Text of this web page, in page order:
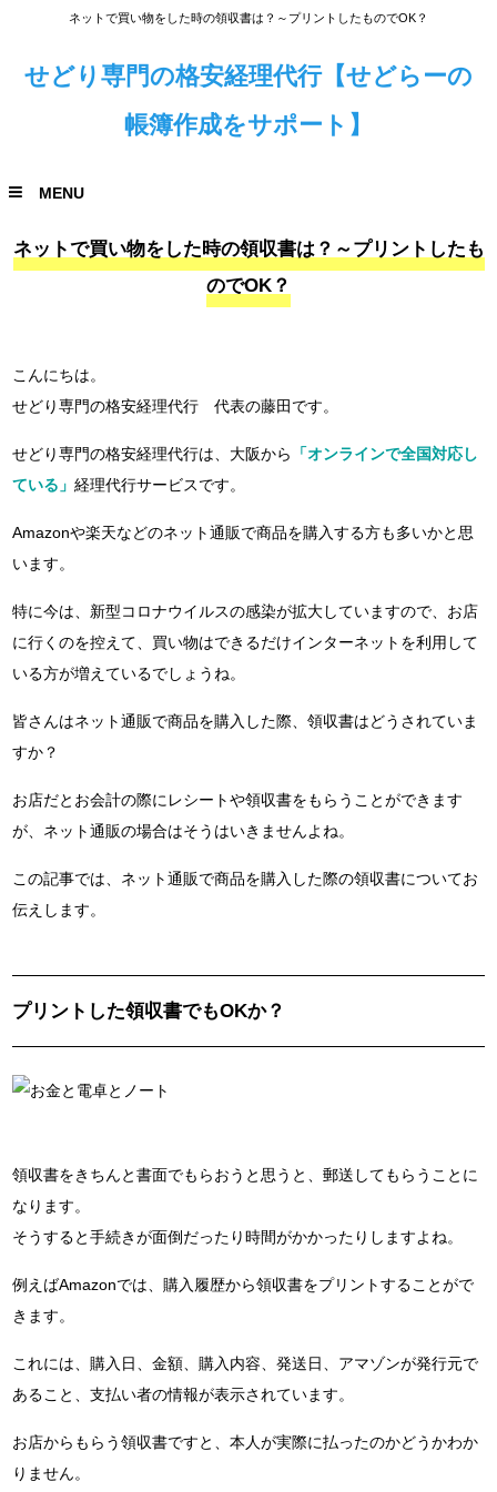
ネットで買い物をした時の領収書は？～プリントしたものでOK？
せどり専門の格安経理代行【せどらーの
帳簿作成をサポート】
MENU
ネットで買い物をした時の領収書は？～プリントしたも
のでOK？
こんにちは。
せどり専門の格安経理代行 代表の藤田です。
せどり専門の格安経理代行は、大阪から
「オンラインで全国対応し
ている」経理代行サービスです。
Amazonや楽天などのネット通販で商品を購入する方も多いかと思
います。
特に今は、新型コロナウイルスの感染が拡大していますので、お店
に行くのを控えて、買い物はできるだけインターネットを利用して
いる方が増えているでしょうね。
皆さんはネット通販で商品を購入した際、領収書はどうされていま
すか？
お店だとお会計の際にレシートや領収書をもらうことができます
が、ネット通販の場合はそうはいきませんよね。
この記事では、ネット通販で商品を購入した際の領収書についてお
伝えします。
プリントした領収書でもOKか？
領収書をきちんと書面でもらおうと思うと、郵送してもらうことに
なります。
そうすると手続きが面倒だったり時間がかかったりしますよね。
例えばAmazonでは、購入履歴から領収書をプリントすることがで
きます。
これには、購入日、金額、購入内容、発送日、アマゾンが発行元で
あること、支払い者の情報が表示されています。
お店からもらう領収書ですと、本人が実際に払ったのかどうかわか
りません。